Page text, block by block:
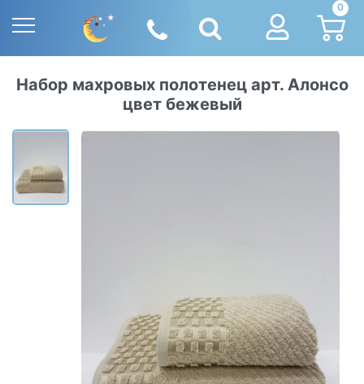
0
Набор махровых полотенец арт. Алонсо
цвет бежевый